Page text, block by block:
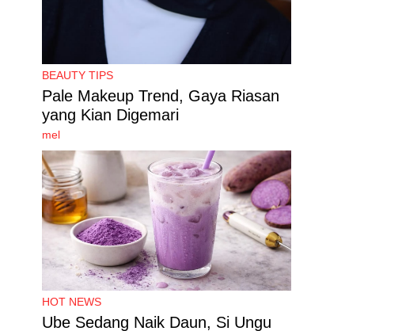
BEAUTY TIPS
Pale Makeup Trend, Gaya Riasan
yang Kian Digemari
mel
HOT NEWS
Ube Sedang Naik Daun, Si Ungu